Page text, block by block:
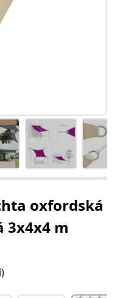
oxfordská
m